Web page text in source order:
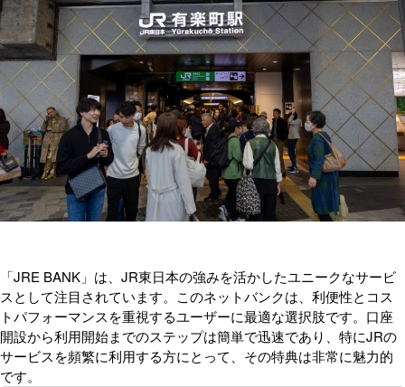
「JRE BANK」は、JR東日本の強みを活かしたユニークなサービ
スとして注目されています。このネットバンクは、利便性とコス
トパフォーマンスを重視するユーザーに最適な選択肢です。口座
開設から利用開始までのステップは簡単で迅速であり、特にJRの
サービスを頻繁に利用する方にとって、その特典は非常に魅力的
です。